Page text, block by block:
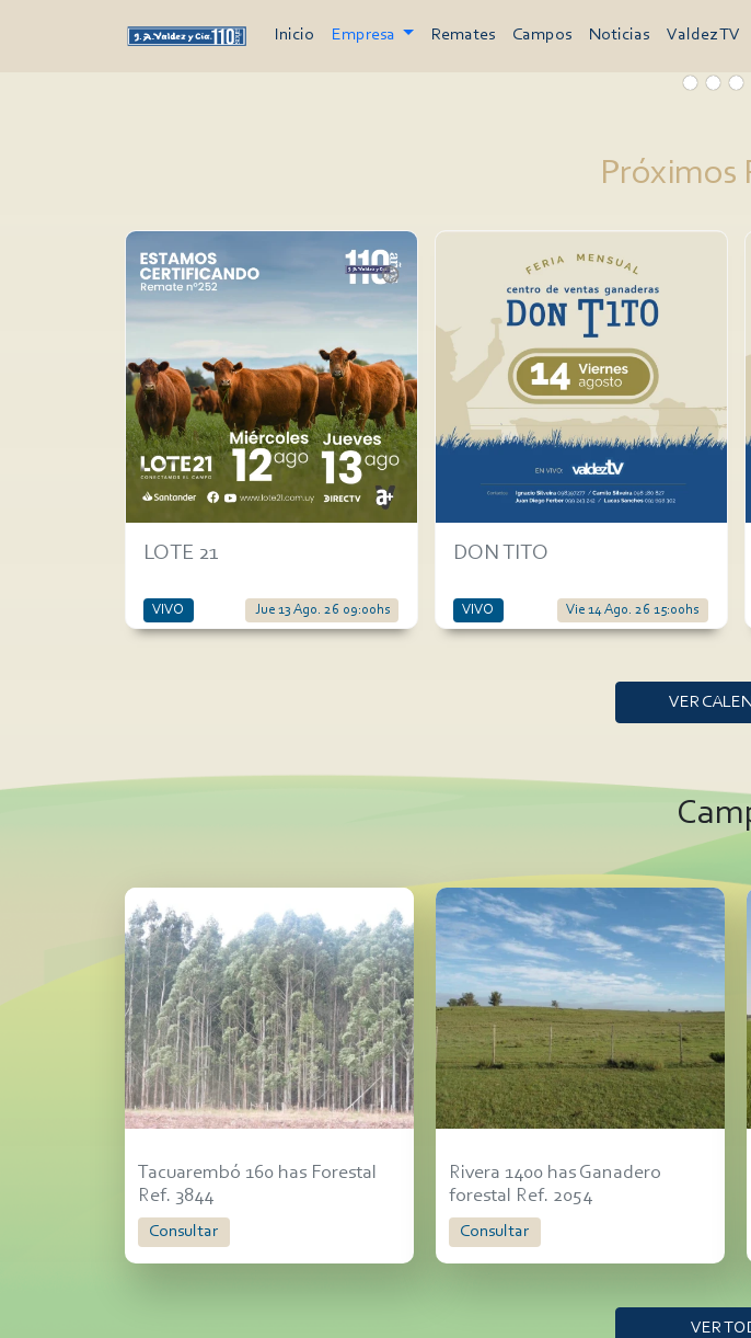
Inicio Empresa Remates Campos Noticias Valdez TV
Próximos
LOTE 21
VIVO Jue 13 Ago. 26 09:00hs
DON TITO
VIVO Vie 14 Ago. 26 15:00hs
VER
Tacuarembó 160 has Forestal
Ref. 3844
Consultar
Rivera 1400 has Ganadero
forestal Ref. 2054
Consultar
VER